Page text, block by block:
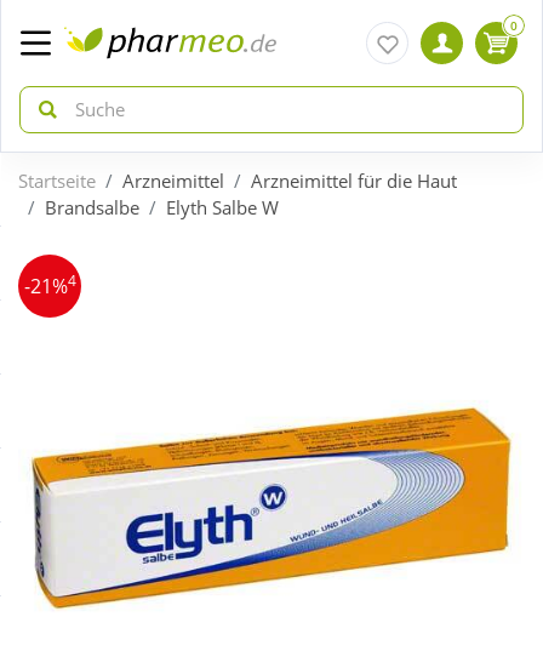
zurück
ÜBERSICHT AKTIONEN
Neuheiten
Sale
zurück
ÜBERSICHT KATEGORIEN
Diabetes
Körperpflege & Kosmetik
0
Startseite Arzneimittel
Arzneimittel für die Haut
Brandsalbe
Elyth Salbe W
-21%4